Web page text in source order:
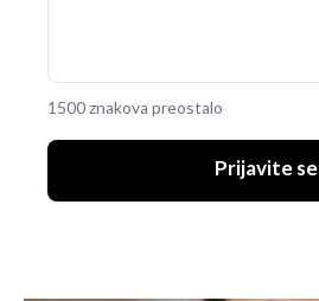
1500 znakova preostalo
Prijavite se